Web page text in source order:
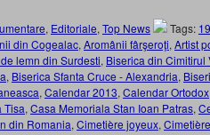
, Editoriale, Top News Tags:
din Cogealac, Aromânii fârşeroţi, Artist
lemn din Surdesti, Biserica din Cimitirul
, Biserica Sfanta Cruce - Alexandria,
, Calendar 2013, Calendar Ortodox
Tisa, Casa Memoriala Stan Ioan Patras,
din Romania, Cimetière joyeux,